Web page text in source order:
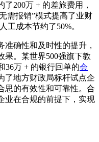
200万 + 的差旅费用，
需报销”模式提高了业财
工成本节约了50%。
确性和及时性的提升，
果。某世界500强旗下教
36万 + 的银行回单的会
了地方财政局标杆试点企
思的有效性和可靠性。合
业在合规的前提下，实现